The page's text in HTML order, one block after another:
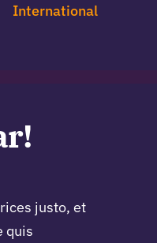
International
justo, et
quis